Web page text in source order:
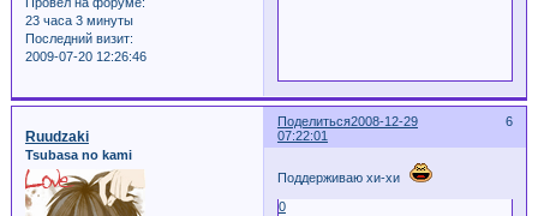
23 часа 3 минуты
Последний визит:
2009-07-20 12:26:46
Поделиться 6
2008-12-29
07:22:01
Ruudzaki
Tsubasa no kami
Поддерживаю хи-хи
0